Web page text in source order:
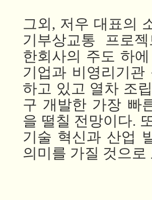
그외, 저우 대표의
기부상교통
프로
한회사의 주도 하에
기업과 비영리기관
하고 있고 열차 조
구 개발한 가장 빠
을 떨칠 전망이다.
기술 혁신과 산업
의미를 가질 것으로